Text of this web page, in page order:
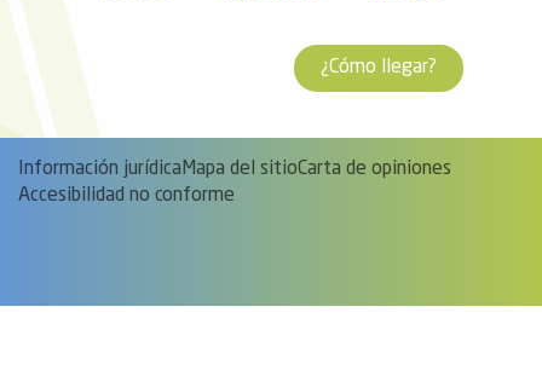
¿Cómo llegar?
Información jurídica Mapa del sitioCarta de opiniones
Accesibilidad no conforme